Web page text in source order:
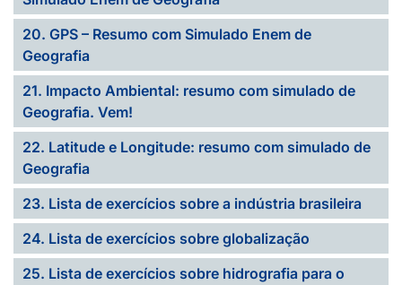
20. GPS – Resumo com Simulado Enem de
Geografia
21. Impacto Ambiental: resumo com simulado de
Geografia. Vem!
22. Latitude e Longitude: resumo com simulado de
Geografia
23. Lista de exercícios sobre a indústria brasileira
24. Lista de exercícios sobre globalização
25. Lista de exercícios sobre hidrografia para o